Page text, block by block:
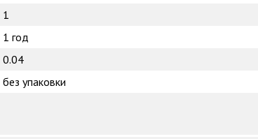
1
1 год
0.04
без упаковки